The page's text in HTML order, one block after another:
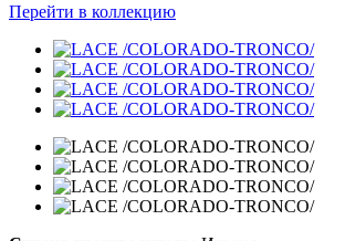
Перейти в коллекцию